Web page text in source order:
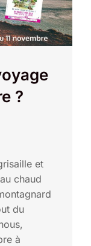
?
et
chaud
du
à